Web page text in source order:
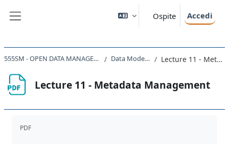
Ospite Accedi
555SM - OPEN DATA MANAGEMENT AND THE CLOUD 2022 Data Models & Structures Lecture 11 - Metadata Management
Lecture 11 - Metadata Management
PDF